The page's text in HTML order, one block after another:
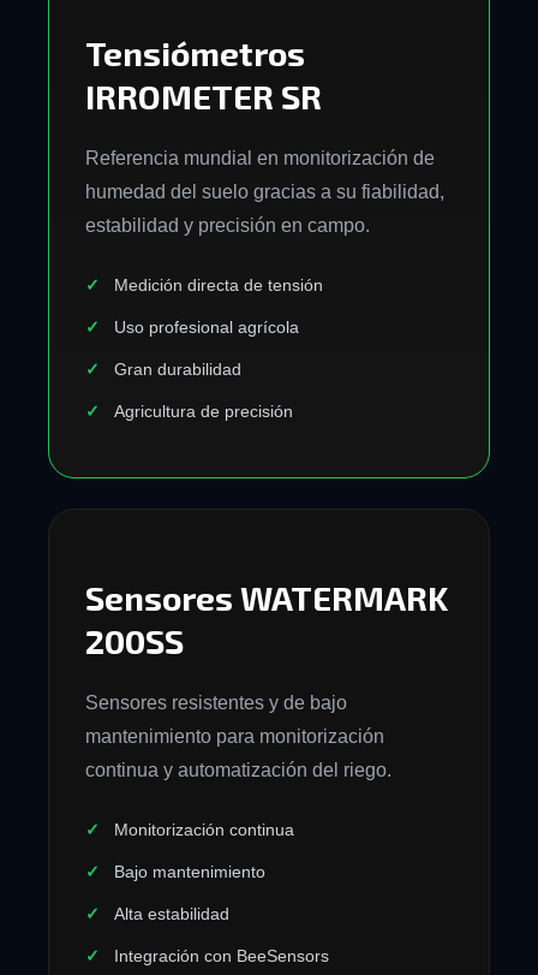
Tensiómetros
IRROMETER SR
Referencia mundial en monitorización de
humedad del suelo gracias a su fiabilidad,
estabilidad y precisión en campo.
Medición directa de tensión
Uso profesional agrícola
Gran durabilidad
Agricultura de precisión
Sensores WATERMARK
200SS
Sensores resistentes y de bajo
mantenimiento para monitorización
continua y automatización del riego.
Monitorización continua
Bajo mantenimiento
Alta estabilidad
Integración con BeeSensors